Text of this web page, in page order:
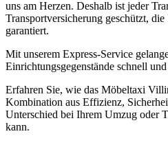
uns am Herzen. Deshalb ist jeder
Transportversicherung geschützt,
garantiert.
Mit unserem Express-Service
Einrichtungsgegenstände schnell
Erfahren Sie, wie das Möbeltaxi
Kombination aus Effizienz,
Unterschied bei Ihrem Umzug oder
kann.